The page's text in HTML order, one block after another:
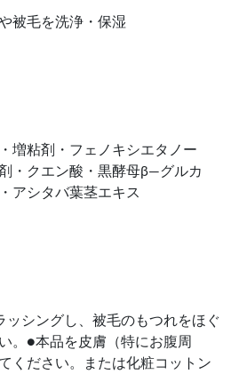
毛を洗浄・保湿
増粘剤・フェノキシエタノー
・クエン酸・黒酵母β―グルカ
アシタバ葉茎エキス
ッシングし、被毛のもつれをほぐ
。●本品を皮膚（特にお腹周
ください。または化粧コットン